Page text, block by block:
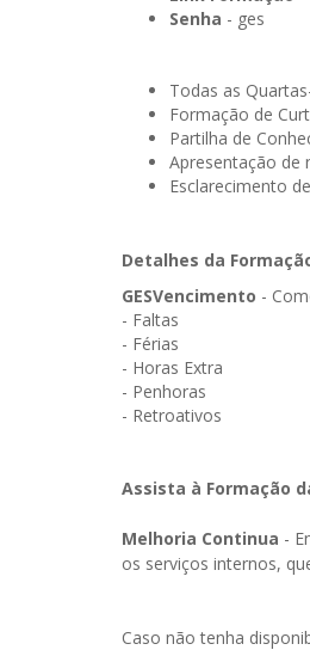
Senha - ges
Todas as
Formação de
Partilha de
Apresentação de
Esclarecimento
Detalhes da
GESVencimento -
- Faltas
- Férias
- Horas Extra
- Penhoras
- Retroativos
Assista à Formação
Melhoria Continua -
os serviços internos,
Caso não tenha